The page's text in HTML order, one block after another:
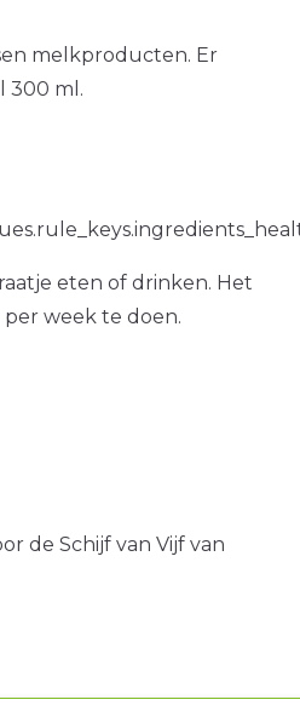
melkproducten. Er
300 ml.
eten of drinken. Het
per week te doen.
de Schijf van Vijf van